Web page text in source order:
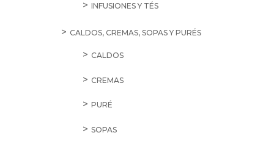
INFUSIONES Y TÉS
CALDOS, CREMAS, SOPAS Y PURÉS
CALDOS
CREMAS
PURÉ
SOPAS